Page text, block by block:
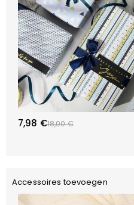
7,98 €18,00 €
Accessoires toevoegen